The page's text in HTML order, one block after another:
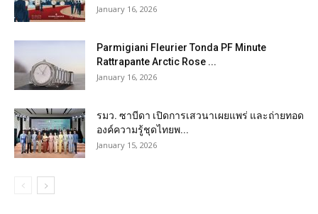
January 16, 2026
Parmigiani Fleurier Tonda PF Minute
Rattrapante Arctic Rose ...
January 16, 2026
รมว. ซาบีดา เปิดการเสวนาเผยแพร่ และถ่ายทอด
องค์ความรู้ชุดไทยพ...
January 15, 2026